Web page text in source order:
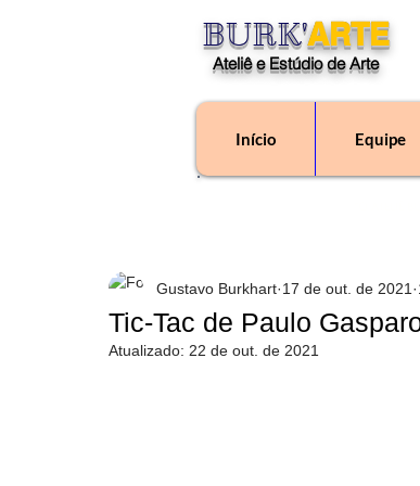
BURK'ARTE
Ateliê e Estúdio de Arte
Início Equipe
Tic-Tac de Paulo
Gustavo Burkhart 17 de out. de 2021
Atualizado: 22 de out. de 2021